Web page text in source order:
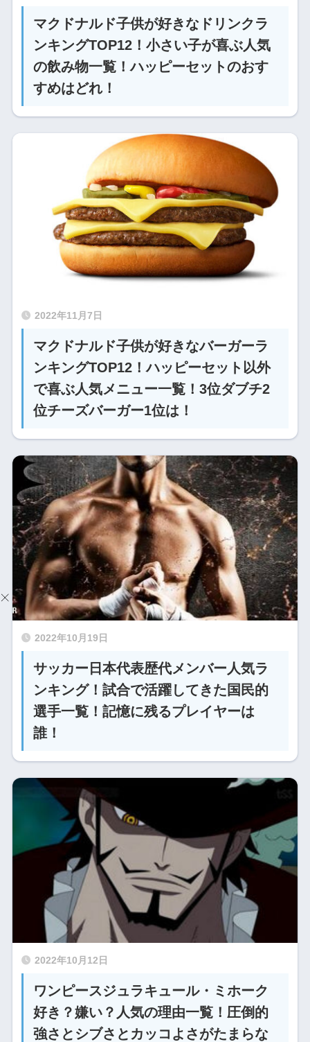
マクドナルド子供が好きなドリンクラ
ンキングTOP12！小さい子が喜ぶ人気
の飲み物一覧！ハッピーセットのおす
すめはどれ！
2022年11月7日
マクドナルド子供が好きなバーガーラ
ンキングTOP12！ハッピーセット以外
で喜ぶ人気メニュー一覧！3位ダブチ2
位チーズバーガー1位は！
2022年10月19日
サッカー日本代表歴代メンバー人気ラ
ンキング！試合で活躍してきた国民的
選手一覧！記憶に残るプレイヤーは
誰！
2022年10月12日
ワンピースジュラキュール・ミホーク
好き？嫌い？人気の理由一覧！圧倒的
強さとシブさとカッコよさがたまらな